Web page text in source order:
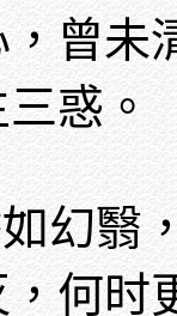
曾未
惑。
幻翳
何时